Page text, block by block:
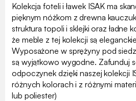
Kolekcja foteli i ławek ISAK ma
pięknym nóżkom z drewna
struktura topoli i sklejki oraz ładne
że meble z tej kolekcji są
Wyposażone w sprężyny pod
są wyjątkowo wygodne. Zafunduj
odpoczynek dzięki naszej kolekcji
różnych kolorach i z różnymi
lub poliester)